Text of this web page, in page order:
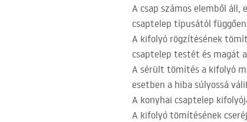
A csap számos elemből áll,
csaptelep típusától
A kifolyó rögzítésének
csaptelep testét és magát
A sérült tömítés a kifolyó
esetben a hiba súlyossá
A konyhai csaptelep
A kifolyó tömítésének